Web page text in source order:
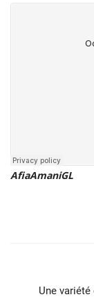
AfiaAmaniGL
Une